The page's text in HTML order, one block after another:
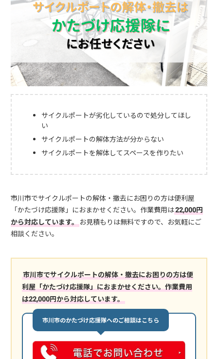
サイクルポートが劣化しているので処分してほし
い
サイクルポートの解体方法が分からない
サイクルポートを解体してスペースを作りたい
市川市でサイクルポートの解体・撤去にお困りの方は便利屋
「かたづけ応援隊」におまかせください。作業費用は22,000円
から対応しています。お見積もりは無料ですので、お気軽にご
相談ください。
市川市でサイクルポートの解体・撤去にお困りの方は便
利屋「かたづけ応援隊」におまかせください。作業費用
は22,000円から対応しています。
市川市のかたづけ応援隊へのご相談はこちら